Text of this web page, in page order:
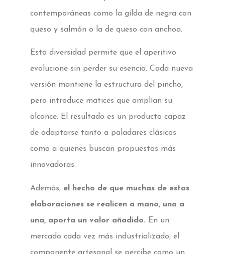
contemporáneas como la gilda de negra con
queso y salmón o la de queso con anchoa.
Esta diversidad permite que el aperitivo
evolucione sin perder su esencia. Cada nueva
versión mantiene la estructura del pincho,
pero introduce matices que amplían su
alcance. El resultado es un producto capaz
de adaptarse tanto a paladares clásicos
como a quienes buscan propuestas más
innovadoras.
Además, el hecho de que muchas de estas
elaboraciones se realicen a mano, una a
una, aporta un valor añadido. En un
mercado cada vez más industrializado, el
componente artesanal se percibe como un